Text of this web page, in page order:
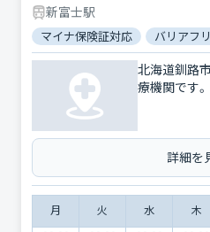
新富士駅
マイナ保険証対応 バリアフ
北海道釧路
療機関です。
詳細を
月 火 水 木